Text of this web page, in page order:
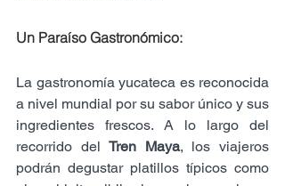
Un Paraíso Gastronómico:
La gastronomía yucateca es reconocida
a nivel mundial por su sabor único y sus
ingredientes frescos. A lo largo del
recorrido del Tren Maya, los viajeros
podrán degustar platillos típicos como